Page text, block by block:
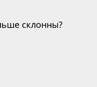
склонны?